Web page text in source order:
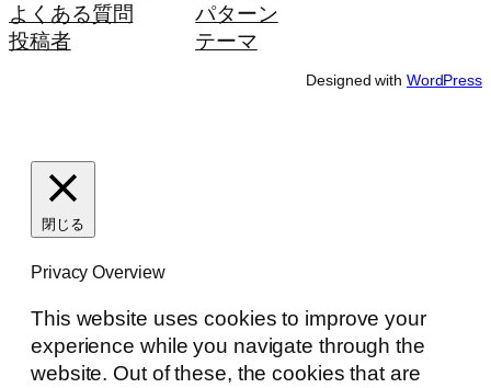
よくある質問
投稿者
パターン
テーマ
Designed with WordPress
閉じる
Privacy Overview
This website uses cookies to improve your
experience while you navigate through the
website. Out of these, the cookies that are